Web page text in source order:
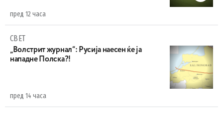
пред 12 часа
СВЕТ
„Волстрит журнал“: Русија наесен ќе ја
нападне Полска?!
пред 14 часа